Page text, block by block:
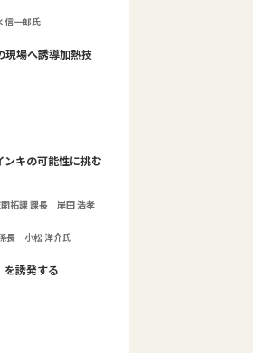
信一郎氏
現場へ誘導加熱技
ンキの可能性に挑む
開拓課 課長 岸田 浩孝
長 小松 洋介氏
を誘発する